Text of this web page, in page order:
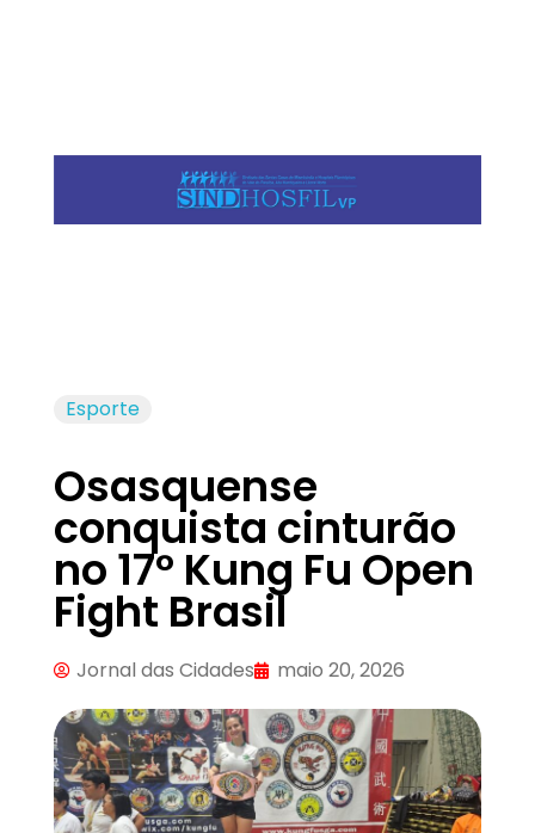
Esporte
Osasquense
conquista cinturão
no 17° Kung Fu Open
Fight Brasil
Jornal das Cidades maio 20, 2026